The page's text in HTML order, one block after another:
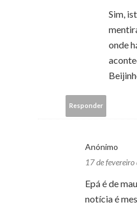
Sim,
onde
Responder
Anónimo
17 de
Epá é de
notícia é